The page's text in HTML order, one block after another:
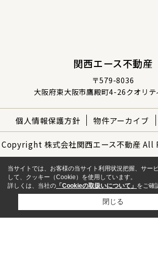
関西エース不動産
〒579-8036
大阪府東大阪市鷹殿町4-26クオリテ
個人情報保護方針 物件アーカイブ
Copyright 株式会社関西エース不動産
当サイトでは、お客様の当サイト利用状況把握、サー
して、クッキー（Cookie）を使用しています。
詳しくは、当社の 「Cookieの取扱いについて」 をご確
閉じる